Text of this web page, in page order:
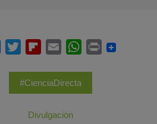
#CienciaDirecta
Divulgación